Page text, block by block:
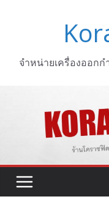
จำหน่ายเครื่องออก